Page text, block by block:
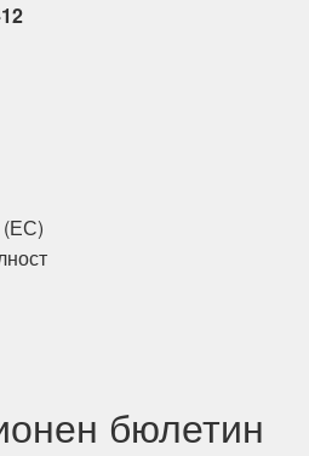
(ЕС)
бюлетин